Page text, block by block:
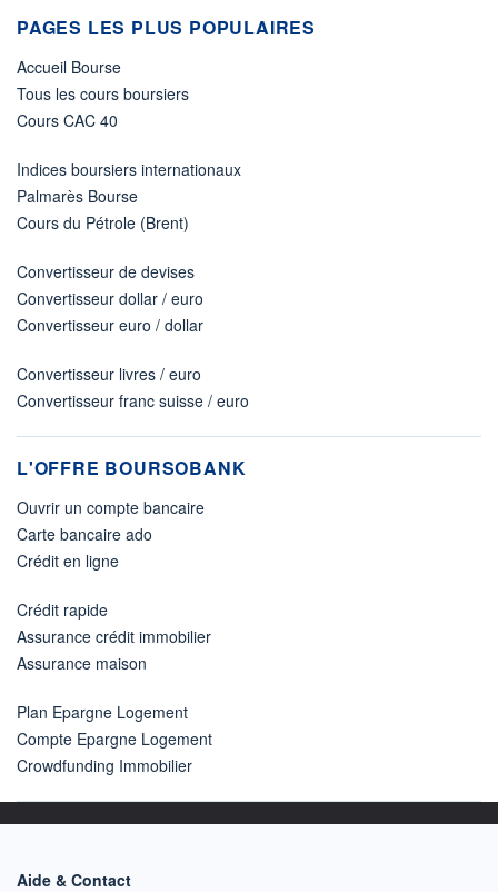
PAGES LES PLUS POPULAIRES
Accueil Bourse
Tous les cours boursiers
Cours CAC 40
Indices boursiers internationaux
Palmarès Bourse
Cours du Pétrole (Brent)
Convertisseur de devises
Convertisseur dollar / euro
Convertisseur euro / dollar
Convertisseur livres / euro
Convertisseur franc suisse / euro
L'OFFRE BOURSOBANK
Ouvrir un compte bancaire
Carte bancaire ado
Crédit en ligne
Crédit rapide
Assurance crédit immobilier
Assurance maison
Plan Epargne Logement
Compte Epargne Logement
Crowdfunding Immobilier
Aide & Contact